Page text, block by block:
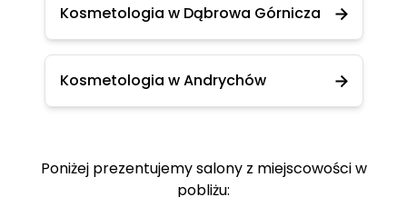
Kosmetologia w Dąbrowa Górnicza
Kosmetologia w Andrychów
Poniżej prezentujemy salony z miejscowości w
pobliżu: